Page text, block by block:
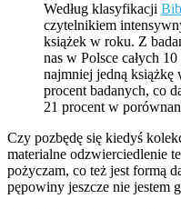
Według klasyfikacji
czytelnikiem
książek w roku. Z
nas w Polsce całych
najmniej jedną książkę
procent badanych, co
21 procent w
Czy pozbędę się kiedyś
materialne odzwierciedlenie
pożyczam, co też jest formą
pępowiny jeszcze nie jestem